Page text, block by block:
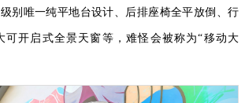
别唯一纯平地台设计、后排座椅全平放倒、行
可开启式全景天窗等，难怪会被称为“移动大